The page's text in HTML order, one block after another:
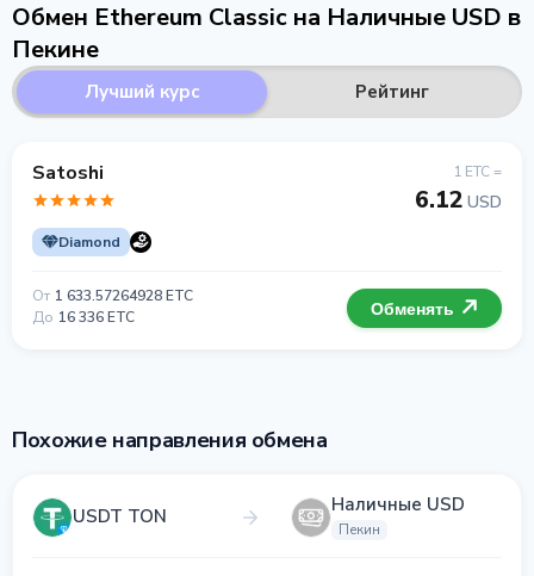
Обмен Ethereum Classic на Наличные USD в
Пекине
Лучший курс Рейтинг
Satoshi
Diamond
1 ETC =
6.12 USD
От 1 633.57264928 ETC
До 16 336 ETC Обменять
Похожие направления обмена
USDT TON Наличные USD
Пекин